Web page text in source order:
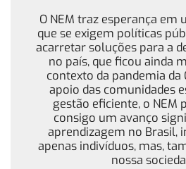
O NEM traz esperança
que se exigem políticas
acarretar soluções para a
no país, que ficou ainda
contexto da pandemia da
apoio das comunidades
gestão eficiente, o NEM
consigo um avanço
aprendizagem no Brasil,
apenas indivíduos, mas,
nossa